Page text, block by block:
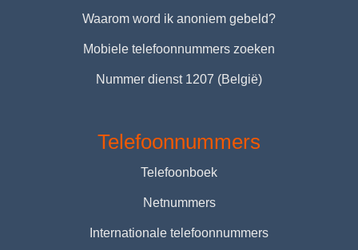
Waarom word ik anoniem gebeld?
Mobiele telefoonnummers zoeken
Nummer dienst 1207 (België)
Telefoonnummers
Telefoonboek
Netnummers
Internationale telefoonnummers